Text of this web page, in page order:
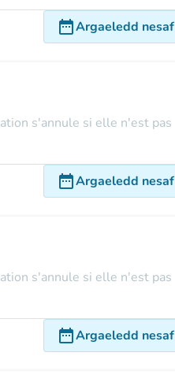
date_rangeArgaeledd nesaf
s'annule si elle n'est pas
date_rangeArgaeledd nesaf
s'annule si elle n'est pas
date_rangeArgaeledd nesaf